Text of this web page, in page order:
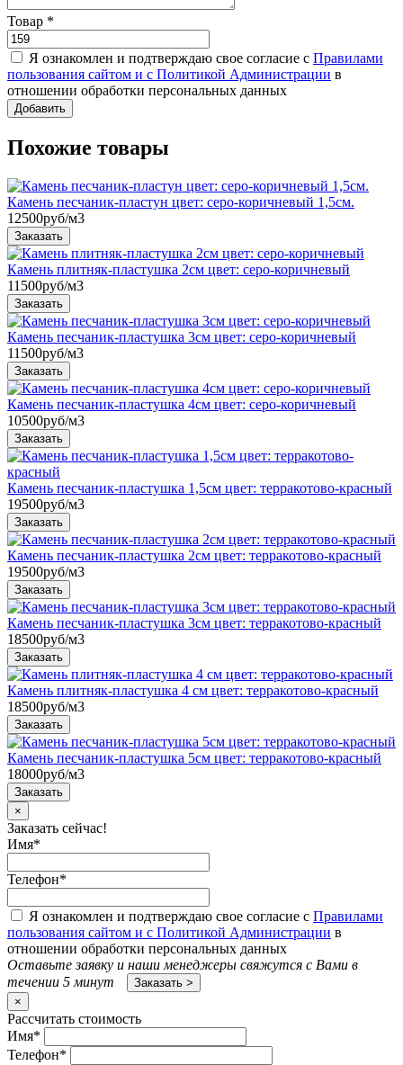
Товар *
Я ознакомлен и подтверждаю свое согласие с Правилами
пользования сайтом и с Политикой Администрации в
отношении обработки персональных данных
Похожие товары
Камень песчаник-пластун цвет: серо-коричневый 1,5см.
12500руб/м3
Камень плитняк-пластушка 2см цвет: серо-коричневый
11500руб/м3
Камень песчаник-пластушка 3см цвет: серо-коричневый
11500руб/м3
Камень песчаник-пластушка 4см цвет: серо-коричневый
10500руб/м3
Камень песчаник-пластушка 1,5см цвет: терракотово-красный
19500руб/м3
Камень песчаник-пластушка 2см цвет: терракотово-красный
19500руб/м3
Камень песчаник-пластушка 3см цвет: терракотово-красный
18500руб/м3
Камень плитняк-пластушка 4 см цвет: терракотово-красный
18500руб/м3
Камень песчаник-пластушка 5см цвет: терракотово-красный
18000руб/м3
×
Заказать сейчас!
Имя*
Телефон*
Я ознакомлен и подтверждаю свое согласие с Правилами
пользования сайтом и с Политикой Администрации в
отношении обработки персональных данных
Оставьте заявку и наши менеджеры свяжутся с Вами в
течении 5 минут
×
Рассчитать стоимость
Имя*
Телефон*